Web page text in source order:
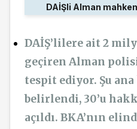
DAİŞli Alman
DAİŞ’lilere ait 2
geçiren Alman
tespit ediyor. Şu ana
belirlendi, 30’u
açıldı. BKA’nın